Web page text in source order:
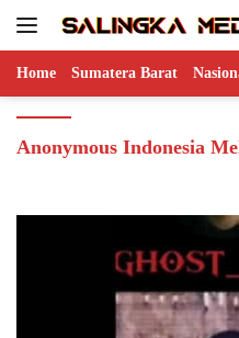
Home Sumatera Barat
Anonymous Indonesia